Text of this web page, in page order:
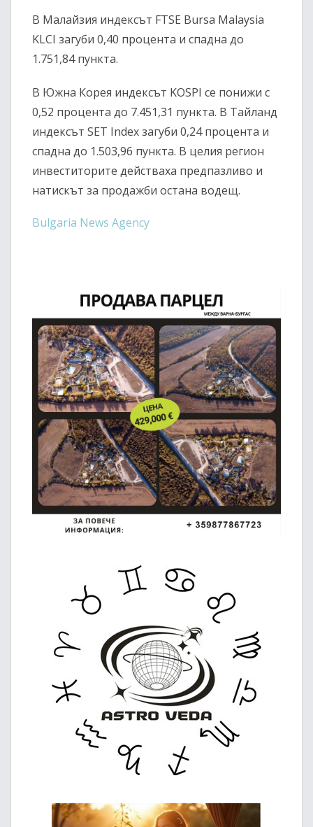
В Малайзия индексът FTSE Bursa Malaysia
KLCI загуби 0,40 процента и спадна до
1.751,84 пункта.
В Южна Корея индексът KOSPI се понижи с
0,52 процента до 7.451,31 пункта. В Тайланд
индексът SET Indexзагуби 0,24 процента и
спадна до 1.503,96 пункта. В целия регион
инвеститорите действаха предпазливо и
натискът за продажби остана водещ.
Bulgaria News Agency